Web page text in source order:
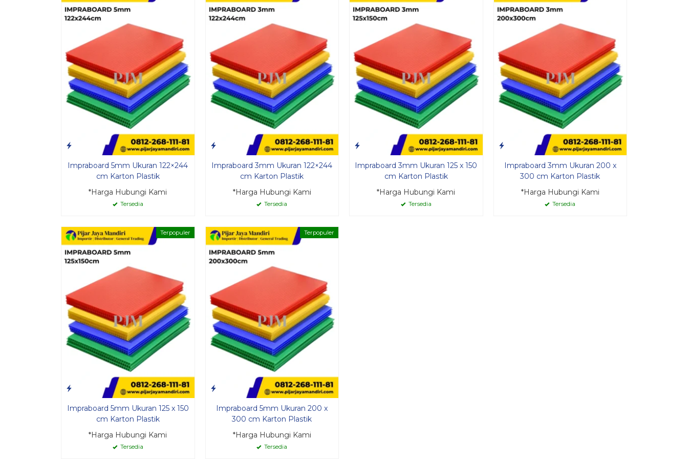
Impraboard 5mm Ukuran 122×244
cm Karton Plastik
*Harga Hubungi Kami
Tersedia
Impraboard 3mm Ukuran 122×244
cm Karton Plastik
*Harga Hubungi Kami
Tersedia
Impraboard 3mm Ukuran 125 x 150
cm Karton Plastik
*Harga Hubungi Kami
Tersedia
Impraboard 3mm Ukuran 200 x
300 cm Karton Plastik
*Harga Hubungi Kami
Tersedia
Terpopuler
Impraboard 5mm Ukuran 125 x 150
cm Karton Plastik
*Harga Hubungi Kami
Tersedia
Terpopuler
Impraboard 5mm Ukuran 200 x
300 cm Karton Plastik
*Harga Hubungi Kami
Tersedia